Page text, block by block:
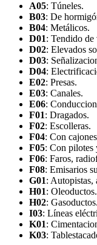
A05: Túneles.
B03: De
B04: Metálicos.
D01: Tendido de
D02: Elevados
D03:
D04:
E02: Presas.
E03: Canales.
E06:
F01: Dragados.
F02: Escolleras.
F04: Con
F05: Con pilotes
F06: Faros,
F08: Emisarios
G01: Autopistas,
H01: Oleoductos.
H02: Gasoductos.
I03: Líneas
K01:
K03: